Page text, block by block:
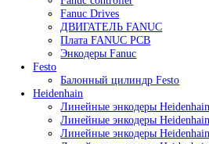
FANUC
Fanuc controller
Fanuc Drives
ДВИГАТЕЛЬ FANUC
Плата FANUC PCB
Энкодеры Fanuc
Festo
Балонный цилиндр Festo
Heidenhain